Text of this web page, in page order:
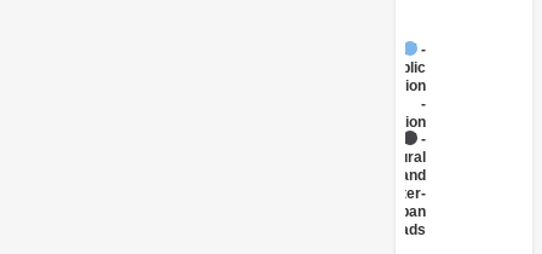
Administration
Transportation